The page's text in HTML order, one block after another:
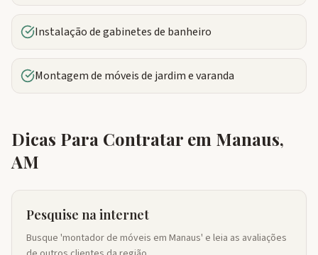
Instalação de gabinetes de banheiro
Montagem de móveis de jardim e varanda
Dicas Para Contratar em Manaus,
AM
Pesquise na internet
Busque 'montador de móveis em Manaus' e leia as avaliações